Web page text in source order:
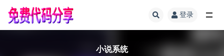
登录
小说系统